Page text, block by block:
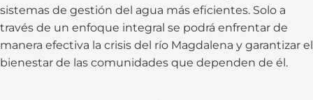
sistemas de gestión del agua más eficientes. Solo a
través de un enfoque integral se podrá enfrentar de
manera efectiva la crisis del río Magdalena y garantizar el
bienestar de las comunidades que dependen de él.